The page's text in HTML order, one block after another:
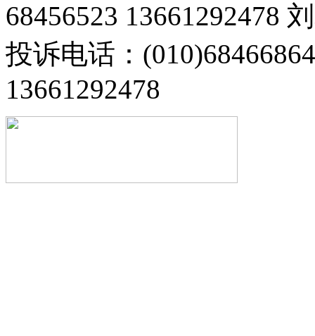
68456523 13661292478
投诉电话：
13661292478